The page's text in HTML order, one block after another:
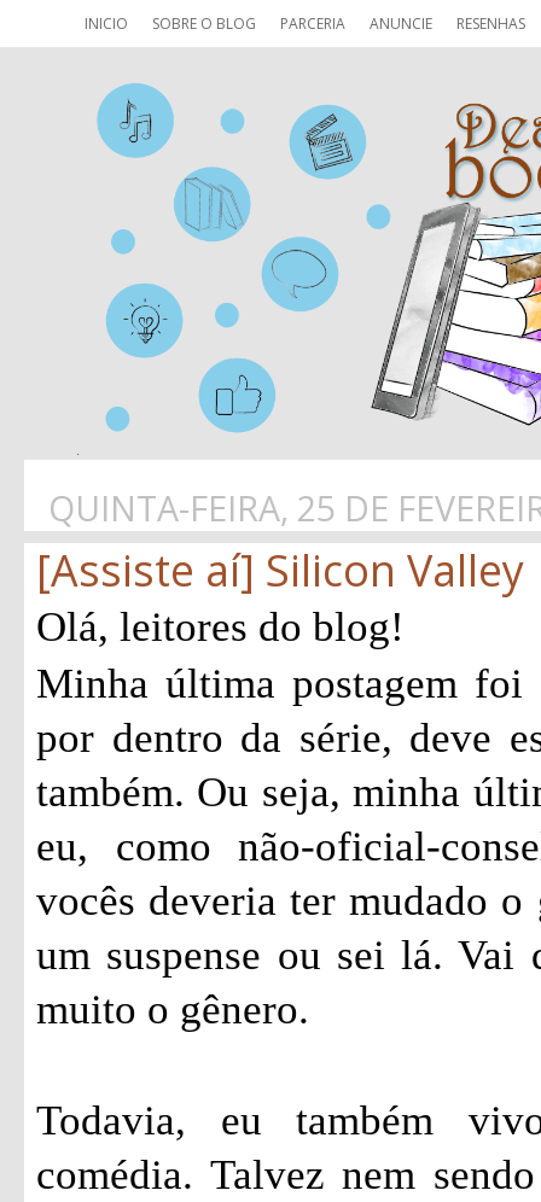
INICIO SOBRE O BLOG PARCERIA ANUNCIE RESENHAS
QUINTA-FEIRA, 25 DE
[Assiste aí] Silicon Valley
Olá, leitores do blog!
Minha última postagem
por dentro da série, deve
também. Ou seja, minha
eu, como não-oficial-
vocês deveria ter mudado o
um suspense ou sei lá. Vai
muito o gênero.
Todavia, eu também
comédia. Talvez nem